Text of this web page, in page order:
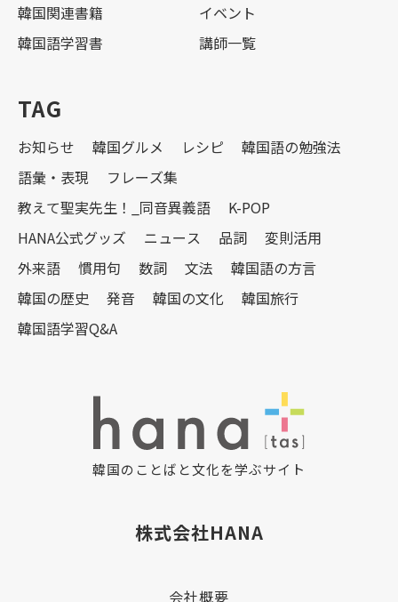
韓国関連書籍
韓国語学習書
イベント
講師一覧
TAG
お知らせ 韓国グルメ レシピ
韓国語の勉強法
語彙・表現
フレーズ集
教えて聖実先生！_同音異義語
K-POP
HANA公式グッズ
ニュース 品詞
変則活用
外来語
慣用句 数詞 文法
韓国語の方言
韓国の歴史
発音 韓国の文化
韓国旅行
韓国語学習Q&A
韓国のことばと文化を学ぶサイト
株式会社HANA
会社概要